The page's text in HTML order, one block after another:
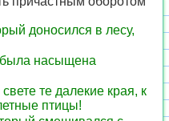
доносился в лесу,
насыщена
те далекие края, к
птицы!